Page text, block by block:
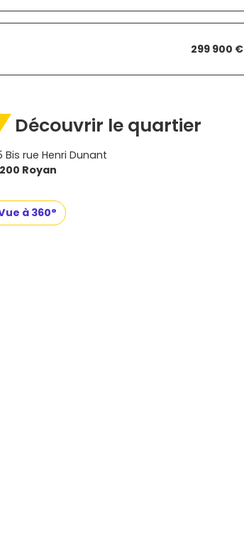
299 900 €
Découvrir le quartier
Bis rue Henri Dunant
Royan
à 360°